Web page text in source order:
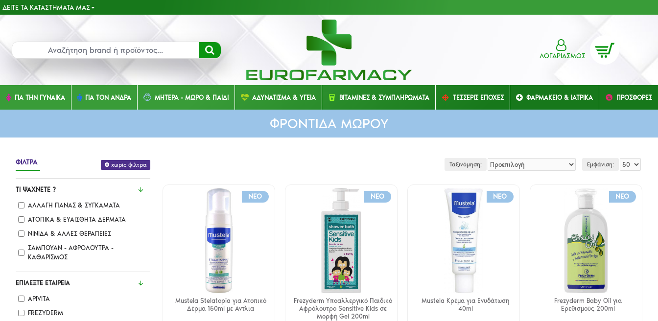
ΔΕΊΤΕ ΤΑ ΚΑΤΑΣΤΉΜΑΤΑ ΜΑΣ
ΛΟΓΑΡΙΑΣΜΌΣ
ΓΙΑ ΤΗΝ ΓΥΝΑΙΚΑ ΓΙΑ ΤΟΝ ΑΝΔΡΑ ΜΗΤΕΡΑ - ΜΩΡΟ & ΠΑΙΔΙ ΑΔΥΝΑΤΙΣΜΑ & ΥΓΕΙΑ ΒΙΤΑΜΙΝΕΣ & ΣΥΜΠΛΗΡΩΜΑΤΑ ΤΕΣΣΕΡΙΣ ΕΠΟΧΕΣ ΦΑΡΜΑΚΕΙΟ & ΙΑΤΡΙΚΑ ΠΡΟΣΦΟΡΕΣ
ΦΡΟΝΤΙΔΑ ΜΩΡΟΥ
ΦΊΛΤΡΑ χωρίς φίλτρα
ΤΙ ΨΆΧΝΕΤΕ ?
ΑΛΛΑΓΉ ΠΆΝΑΣ & ΣΥΓΚΆΜΑΤΑ
ΑΤΟΠΙΚΆ & ΕΥΑΊΣΘΗΤΑ ΔΈΡΜΑΤΑ
ΝΙΝΊΔΑ & ΆΛΛΕΣ ΘΕΡΑΠΕΊΕΣ
ΣΑΜΠΟΥΆΝ - ΑΦΡΌΛΟΥΤΡΑ -
ΚΑΘΑΡΙΣΜΌΣ
ΕΠΙΛΈΞΤΕ ΕΤΑΙΡΕΊΑ
APIVITA
FREZYDERM
Ταξινόμηση: Εμφάνιση:
NEO
Mustela Stelatopia για Ατοπικό
Δέρμα 150ml με Αντλία
NEO
Frezyderm Υποαλλεργικό Παιδικό
Αφρόλουτρο Sensitive Kids σε
Μορφή Gel 200ml
NEO
Mustela Κρέμα για Ενυδάτωση
40ml
NEO
Frezyderm Baby Oil για
Ερεθισμούς 200ml